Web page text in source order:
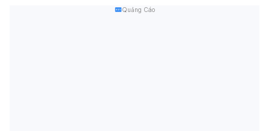
Quảng Cáo